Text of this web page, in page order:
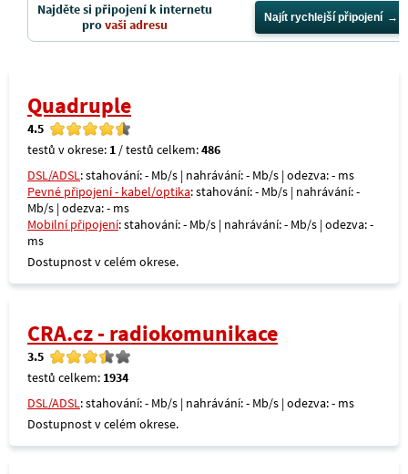
Najděte si připojení k internetu
provaši adresu Najít rychlejší připojení
Quadruple
4.5
testů v okrese: 1 / testů celkem:486
DSL/ADSL: stahování: - Mb/s | nahrávání: - Mb/s | odezva: - ms
Pevné připojení - kabel/optika: stahování: - Mb/s | nahrávání: -
Mb/s | odezva: - ms
Mobilní připojení: stahování: - Mb/s | nahrávání: - Mb/s | odezva: -
ms
Dostupnost v celém okrese.
CRA.cz - radiokomunikace
3.5
testů celkem: 1934
DSL/ADSL: stahování: - Mb/s | nahrávání: - Mb/s | odezva: - ms
Dostupnost v celém okrese.